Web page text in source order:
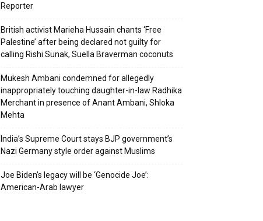
Reporter
British activist Marieha Hussain chants ‘Free
Palestine’ after being declared not guilty for
calling Rishi Sunak, Suella Braverman coconuts
Mukesh Ambani condemned for allegedly
inappropriately touching daughter-in-law Radhika
Merchant in presence of Anant Ambani, Shloka
Mehta
India’s Supreme Court stays BJP government’s
Nazi Germany style order against Muslims
Joe Biden’s legacy will be ‘Genocide Joe’:
American-Arab lawyer